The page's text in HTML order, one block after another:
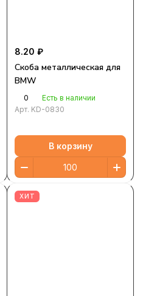
8.20 ₽
Скоба металлическая для
BMW
0
Есть в наличии
Арт. KD-0830
В корзину
ХИТ